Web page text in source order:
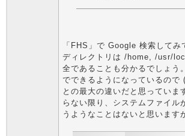
「FHS」で Google 検索してみ
ディレクトリは /home, /usr/
全であることも分かるでしょう
でできるようになっているので
との最大の違いだと思っていま
らない限り、システムファイル
うようなことはないと思います